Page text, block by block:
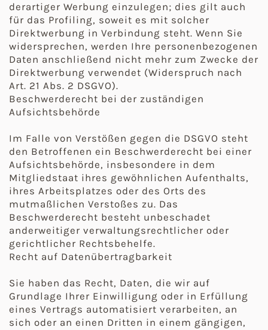
derartiger Werbung einzulegen; dies gilt auch
für das Profiling, soweit es mit solcher
Direktwerbung in Verbindung steht. Wenn Sie
widersprechen, werden Ihre personenbezogenen
Daten anschließend nicht mehr zum Zwecke der
Direktwerbung verwendet (Widerspruch nach
Art. 21 Abs. 2 DSGVO).
Beschwerderecht bei der zuständigen
Aufsichtsbehörde
Im Falle von Verstößen gegen die DSGVO steht
den Betroffenen ein Beschwerderecht bei einer
Aufsichtsbehörde, insbesondere in dem
Mitgliedstaat ihres gewöhnlichen Aufenthalts,
ihres Arbeitsplatzes oder des Orts des
mutmaßlichen Verstoßes zu. Das
Beschwerderecht besteht unbeschadet
anderweitiger verwaltungsrechtlicher oder
gerichtlicher Rechtsbehelfe.
Recht auf Datenübertragbarkeit
Sie haben das Recht, Daten, die wir auf
Grundlage Ihrer Einwilligung oder in Erfüllung
eines Vertrags automatisiert verarbeiten, an
sich oder an einen Dritten in einem gängigen,